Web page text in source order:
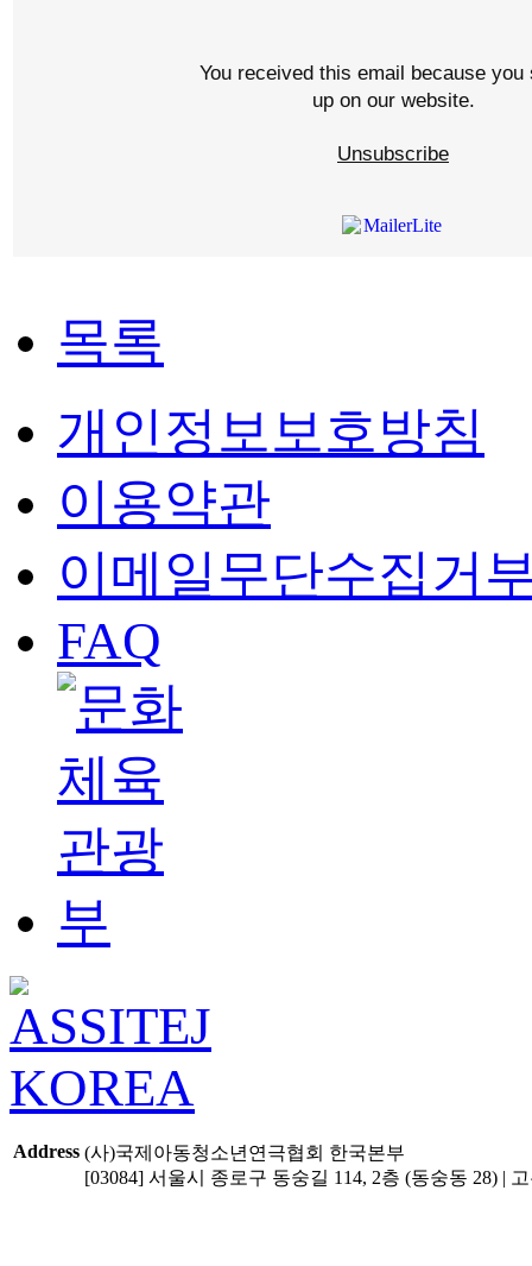
You received this email because you
up on our website.
Unsubscribe
목록
개인정보보호방침
이용약관
이메일무단수집거
FAQ
Address (사)국제아동청소년연극협회 한국본부
[03084] 서울시 종로구 동숭길 114, 2층 (동숭동 28) |